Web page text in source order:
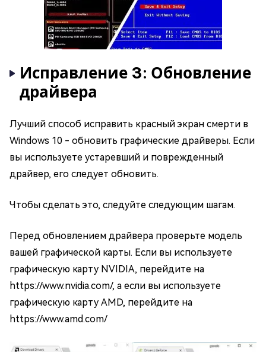
Исправление 3: Обновление
драйвера
Лучший способ исправить красный экран смерти в
Windows 10 - обновить графические драйверы. Если
вы используете устаревший и поврежденный
драйвер, его следует обновить.
Чтобы сделать это, следуйте следующим шагам.
Перед обновлением драйвера проверьте модель
вашей графической карты. Если вы используете
графическую карту NVIDIA, перейдите на
https://www.nvidia.com/, а если вы используете
графическую карту AMD, перейдите на
https://www.amd.com/